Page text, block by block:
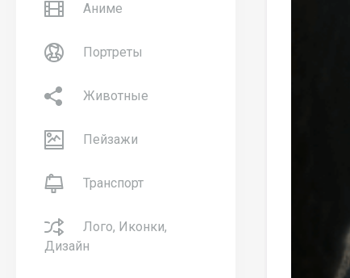
Аниме
Портреты
Животные
Пейзажи
Транспорт
Лого, Иконки,
Дизайн